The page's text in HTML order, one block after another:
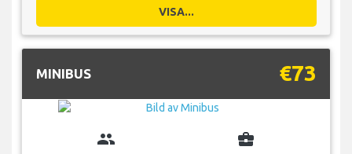
VISA...
MINIBUS €73
group business_center